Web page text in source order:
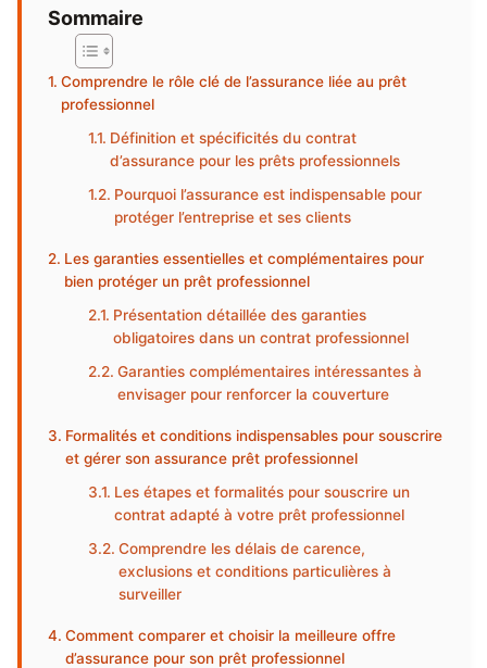
Sommaire
Comprendre le rôle clé de l’assurance liée au prêt
professionnel
Définition et spécificités du contrat
d’assurance pour les prêts professionnels
Pourquoi l’assurance est indispensable pour
protéger l’entreprise et ses clients
Les garanties essentielles et complémentaires pour
bien protéger un prêt professionnel
Présentation détaillée des garanties
obligatoires dans un contrat professionnel
Garanties complémentaires intéressantes à
envisager pour renforcer la couverture
Formalités et conditions indispensables pour souscrire
et gérer son assurance prêt professionnel
Les étapes et formalités pour souscrire un
contrat adapté à votre prêt professionnel
Comprendre les délais de carence,
exclusions et conditions particulières à
surveiller
Comment comparer et choisir la meilleure offre
d’assurance pour son prêt professionnel